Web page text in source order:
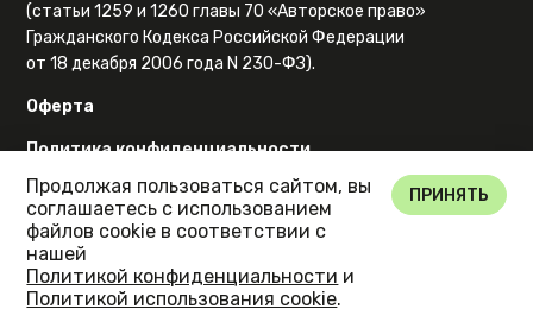
(статьи 1259 и 1260 главы 70 «Авторское право»
Гражданского Кодекса Российской Федерации
от 18 декабря 2006 года N 230-ФЗ).
Оферта
Политика конфиденциальности
Карта сайта
Продолжая пользоваться сайтом, вы
соглашаетесь с использованием
файлов cookie в соответствии с
нашей
Политикой конфиденциальности и
Политикой использования cookie.
ПРИНЯТЬ